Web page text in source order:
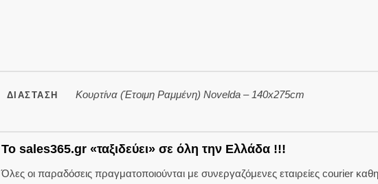
ΔΙΆΣΤΑΣΗ Κουρτίνα (Έτοιμη Ραμμένη) Novelda – 140x275cm
Το sales365.gr «ταξιδεύει» σε όλη την Ελλάδα !!!
Όλες οι παραδόσεις πραγματοποιούνται με συνεργαζόμενες εταιρείες courier